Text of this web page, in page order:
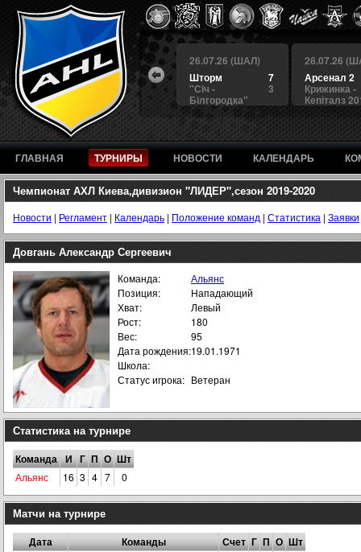
4
4
26.07.26 (ШАЛ)
3
БЕРКУТ
1
Альянс
26.07.26 (ШАЛ)
7
Шторм
3
"Сiч -
Білгородка"
26.07.26
Арсенал 2
Крижинка -
Кепіталз
ГЛАВНАЯ ТУРНИРЫ НОВОСТИ КАЛЕНДАРЬ
Чемпионат АХЛ Киева,дивизион "ЛИДЕР",сезон 2019-2020
Новости | Регламент | Календарь | Положение команд | Статистика | Заявки
Довгань Александр Сергеевич
Команда:
Альянс
Позиция:
Нападающий
Хват:
Левый
Рост:
180
Вес:
95
Дата рождения:19.01.1971
Школа:
Статус игрока: Ветеран
Статистика на турнире
Команда И Г П О Шт
Альянс 16 3 4 7 0
Матчи на турнире
Дата Команды Счет Г П О Шт